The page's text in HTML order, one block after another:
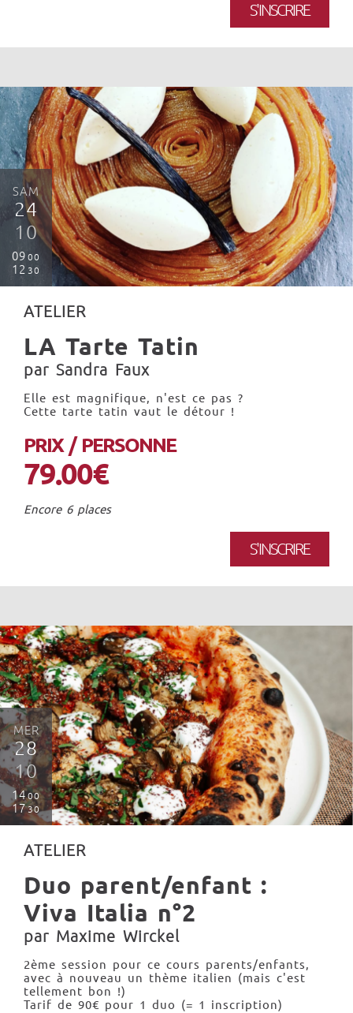
S'INSCRIRE
SAM
24
10
09 00
12 30
ATELIER
LA Tarte Tatin
par Sandra Faux
Elle est magnifique, n'est ce pas ?
Cette tarte tatin vaut le détour !
PRIX / PERSONNE
79.00€
Encore 6 places
S'INSCRIRE
MER
28
10
1400
1730
ATELIER
Duo parent/enfant :
Viva Italia n°2
par Maxime Wirckel
2ème session pour ce cours parents/enfants,
avec à nouveau un thème italien (mais c'est
tellement bon !)
Tarif de 90€ pour 1 duo (= 1 inscription)